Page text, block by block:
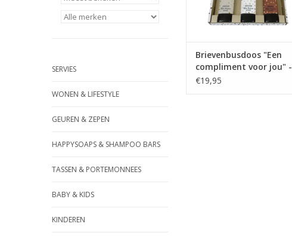
SERVIES
WONEN & LIFESTYLE
GEUREN & ZEPEN
HAPPYSOAPS & SHAMPOO BARS
TASSEN & PORTEMONNEES
BABY & KIDS
KINDEREN
Brievenbusdoos "Een
compliment voor jou" -
100% Leuk
€19,95